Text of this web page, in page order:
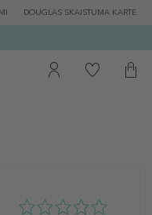
DOUGLAS SKAISTUMA KARTE